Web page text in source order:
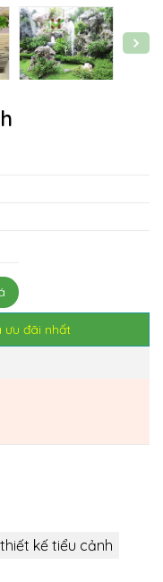
ưu đãi nhất
thiết kế tiểu cảnh